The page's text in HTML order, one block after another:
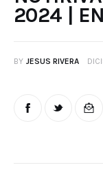
2024 |
BY JESUS RIVERA